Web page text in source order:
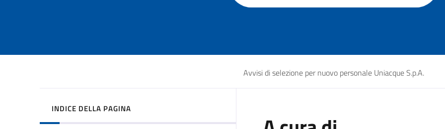
Avvisi di selezione per nuovo personale Uniacque S.p.A.
INDICE DELLA PAGINA